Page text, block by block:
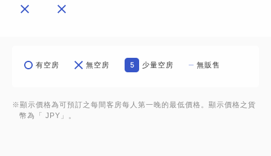
有空房 無空房 5 少量空房 無販售
※顯示價格為可預訂之每間客房每人第一晚的最低價格。顯示價格之貨
幣為「 JPY」。